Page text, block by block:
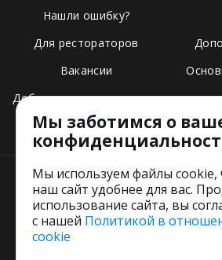
Нашли ошибку?
Для рестораторов
Вакансии
Добавить свое заведение
Тарифы
Пользовательское
Мы заботимся о
Мы используем файлы cookie,
наш сайт удобнее для вас.
использование сайта, вы
с нашей Политикой в
cookie